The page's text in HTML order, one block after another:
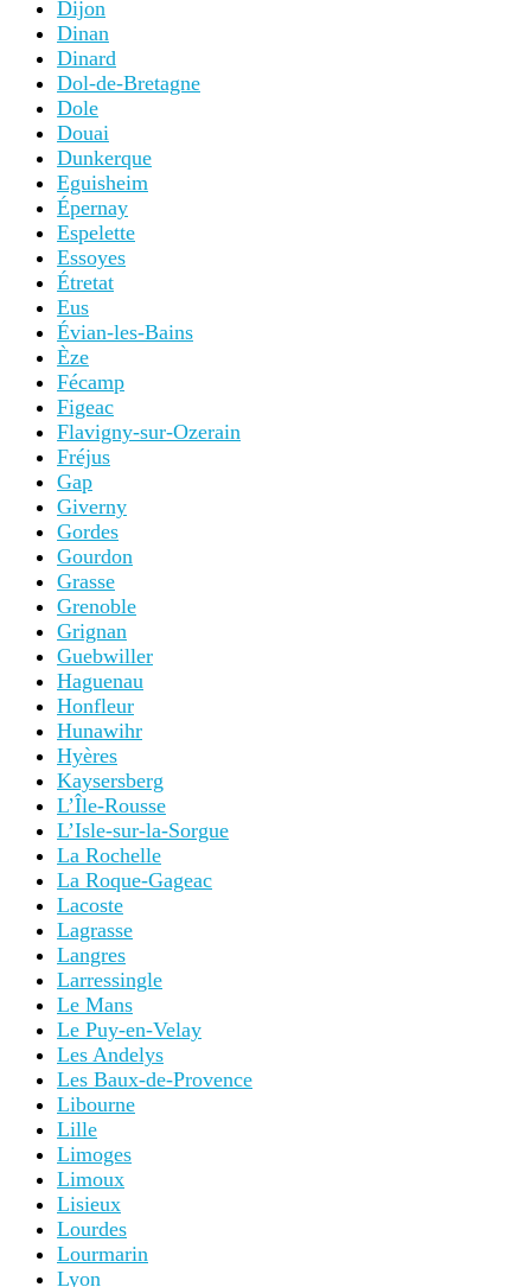
Dijon
Dinan
Dinard
Dol-de-Bretagne
Dole
Douai
Dunkerque
Eguisheim
Épernay
Espelette
Essoyes
Étretat
Eus
Évian-les-Bains
Èze
Fécamp
Figeac
Flavigny-sur-Ozerain
Fréjus
Gap
Giverny
Gordes
Gourdon
Grasse
Grenoble
Grignan
Guebwiller
Haguenau
Honfleur
Hunawihr
Hyères
Kaysersberg
L’Île-Rousse
L’Isle-sur-la-Sorgue
La Rochelle
La Roque-Gageac
Lacoste
Lagrasse
Langres
Larressingle
Le Mans
Le Puy-en-Velay
Les Andelys
Les Baux-de-Provence
Libourne
Lille
Limoges
Limoux
Lisieux
Lourdes
Lourmarin
Lyon